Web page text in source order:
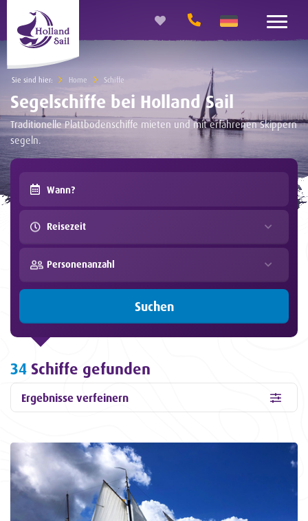
Sie sind hier: Home Schiffe
Segelschiffe bei Holland Sail
Traditionelle Plattbodenschiffe mieten und mit erfahrenen Skippern
segeln.
Reisezeit
Personenanzahl
Suchen
34 Schiffe gefunden
Ergebnisse verfeinern